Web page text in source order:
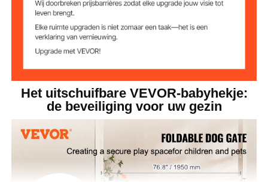
Nettogewicht
(inclusief alle
accessoires)
n
Het uitschuifbare VEVOR-babyhekje:
de beveiliging voor uw gezin